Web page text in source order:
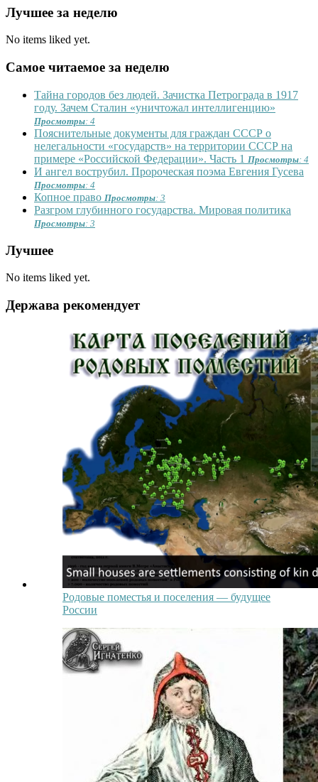
Лучшее за неделю
No items liked yet.
Самое читаемое за неделю
Тайна городов без людей. Зачистка Петрограда в 1917
году. Зачем Сталин «уничтожал интеллигенцию»
Просмотры: 4
Пояснительные документы для граждан СССР о
нелегальности «государств» на территории СССР на
примере «Российской Федерации». Часть 1 Просмотры: 4
И ангел вострубил. Пророческая поэма Евгения Гусева
Просмотры: 4
Копное право Просмотры: 3
Разгром глубинного государства. Мировая политика
Просмотры: 3
Лучшее
No items liked yet.
Держава рекомендует
Родовые поместья и поселения — будущее
России